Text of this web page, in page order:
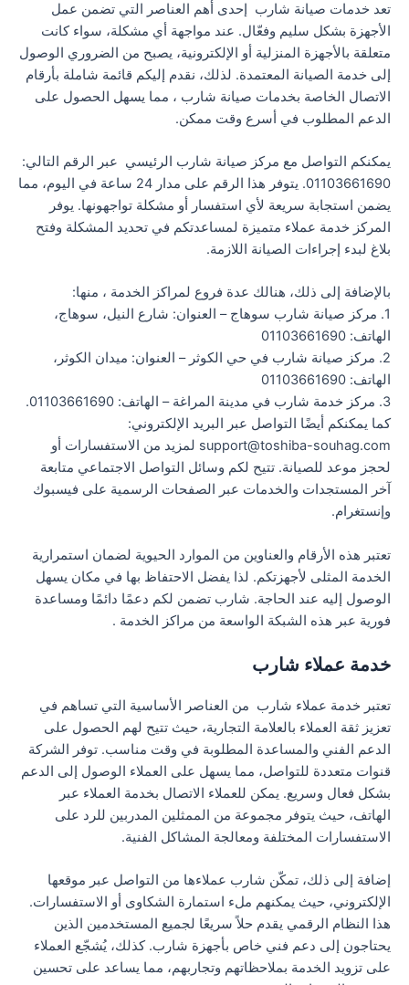
تعد خدمات صيانة شارب إحدى أهم العناصر التي تضمن عمل
الأجهزة بشكل سليم وفعّال. عند مواجهة أي مشكلة، سواء كانت
متعلقة بالأجهزة المنزلية أو الإلكترونية، يصبح من الضروري الوصول
إلى خدمة الصيانة المعتمدة. لذلك، نقدم إليكم قائمة شاملة بأرقام
الاتصال الخاصة بخدمات صيانة شارب ، مما يسهل الحصول على
الدعم المطلوب في أسرع وقت ممكن.
يمكنكم التواصل مع مركز صيانة شارب الرئيسي عبر الرقم التالي:
01103661690. يتوفر هذا الرقم على مدار 24 ساعة في اليوم، مما
يضمن استجابة سريعة لأي استفسار أو مشكلة تواجهونها. يوفر
المركز خدمة عملاء متميزة لمساعدتكم في تحديد المشكلة وفتح
بلاغ لبدء إجراءات الصيانة اللازمة.
بالإضافة إلى ذلك، هنالك عدة فروع لمراكز الخدمة ، منها:
1. مركز صيانة شارب سوهاج – العنوان: شارع النيل، سوهاج،
الهاتف: 01103661690
2. مركز صيانة شارب في حي الكوثر – العنوان: ميدان الكوثر،
الهاتف: 01103661690
3. مركز خدمة شارب في مدينة المراغة – الهاتف: 01103661690.
كما يمكنكم أيضًا التواصل عبر البريد الإلكتروني:
support@toshiba-souhag.com لمزيد من الاستفسارات أو
لحجز موعد للصيانة. تتيح لكم وسائل التواصل الاجتماعي متابعة
آخر المستجدات والخدمات عبر الصفحات الرسمية على فيسبوك
وإنستغرام.
تعتبر هذه الأرقام والعناوين من الموارد الحيوية لضمان استمرارية
الخدمة المثلى لأجهزتكم. لذا يفضل الاحتفاظ بها في مكان يسهل
الوصول إليه عند الحاجة. شارب تضمن لكم دعمًا دائمًا ومساعدة
فورية عبر هذه الشبكة الواسعة من مراكز الخدمة .
خدمة عملاء شارب
تعتبر خدمة عملاء شارب من العناصر الأساسية التي تساهم في
تعزيز ثقة العملاء بالعلامة التجارية، حيث تتيح لهم الحصول على
الدعم الفني والمساعدة المطلوبة في وقت مناسب. توفر الشركة
قنوات متعددة للتواصل، مما يسهل على العملاء الوصول إلى الدعم
بشكل فعال وسريع. يمكن للعملاء الاتصال بخدمة العملاء عبر
الهاتف، حيث يتوفر مجموعة من الممثلين المدربين للرد على
الاستفسارات المختلفة ومعالجة المشاكل الفنية.
إضافة إلى ذلك، تمكّن شارب عملاءها من التواصل عبر موقعها
الإلكتروني، حيث يمكنهم ملء استمارة الشكاوى أو الاستفسارات.
هذا النظام الرقمي يقدم حلاً سريعًا لجميع المستخدمين الذين
يحتاجون إلى دعم فني خاص بأجهزة شارب. كذلك، يُشجّع العملاء
على تزويد الخدمة بملاحظاتهم وتجاربهم، مما يساعد على تحسين